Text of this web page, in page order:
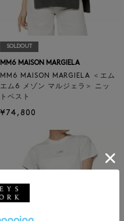
SOLDOUT
MM6 MAISON MARGIELA
MM6 MAISON MARGIELA ＜エム
エム6 メゾン マルジェラ＞ ニッ
トベスト
¥74,800